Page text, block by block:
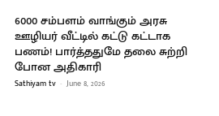
6000 சம்பளம் வாங்கும் அரசு
ஊழியர் வீட்டில் கட்டு கட்டாக
பணம்! பார்த்ததுமே தலை சுற்றி
போன அதிகாரி
Sathiyam tv - June 8, 2026